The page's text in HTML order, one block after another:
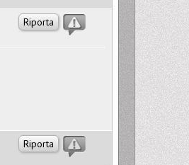
Riporta
Riporta